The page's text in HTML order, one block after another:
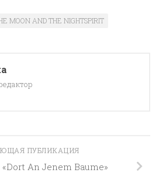
MOON AND THE NIGHTSPIRIT
ПУБЛИКАЦИЯ
«Dort An Jenem Baume»